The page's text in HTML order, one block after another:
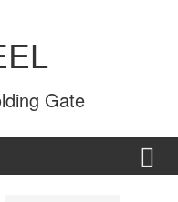
Gate